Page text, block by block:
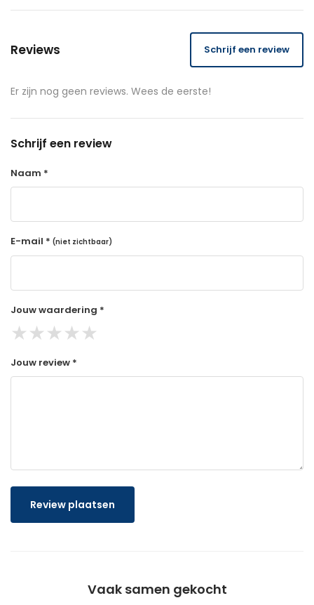
Reviews Schrijf een review
Er zijn nog geen reviews. Wees de eerste!
Schrijf een review
Naam *
E-mail * (niet zichtbaar)
Jouw waardering *
★★★★★
Jouw review *
Review plaatsen
Vaak samen gekocht